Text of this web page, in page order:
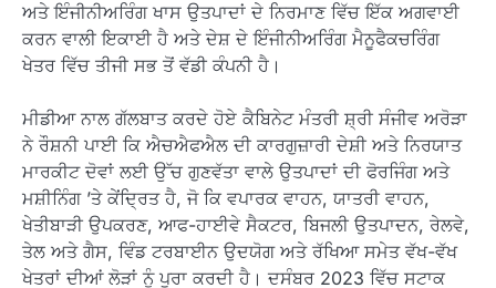
ਅਤੇ ਇੰਜੀਨੀਅਰਿੰਗ ਖਾਸ ਉਤਪਾਦਾਂ ਦੇ ਨਿਰਮਾਣ ਵਿੱਚ ਇੱਕ ਅਗਵਾਈ
ਕਰਨ ਵਾਲੀ ਇਕਾਈ ਹੈ ਅਤੇ ਦੇਸ਼ ਦੇ ਇੰਜੀਨੀਅਰਿੰਗ ਮੈਨੂਫੈਕਚਰਿੰਗ
ਖੇਤਰ ਵਿੱਚ ਤੀਜੀ ਸਭ ਤੋਂ ਵੱਡੀ ਕੰਪਨੀ ਹੈ।
ਮੀਡੀਆ ਨਾਲ ਗੱਲਬਾਤ ਕਰਦੇ ਹੋਏ ਕੈਬਿਨੇਟ ਮੰਤਰੀ ਸ਼੍ਰੀ ਸੰਜੀਵ ਅਰੋੜਾ
ਨੇ ਰੌਸ਼ਨੀ ਪਾਈ ਕਿ ਐਚਐਫਐਲ ਦੀ ਕਾਰਗੁਜ਼ਾਰੀ ਦੇਸ਼ੀ ਅਤੇ ਨਿਰਯਾਤ
ਮਾਰਕੀਟ ਦੋਵਾਂ ਲਈ ਉੱਚ ਗੁਣਵੱਤਾ ਵਾਲੇ ਉਤਪਾਦਾਂ ਦੀ ਫੋਰਜਿੰਗ ਅਤੇ
ਮਸ਼ੀਨਿੰਗ ’ਤੇ ਕੇਂਦ੍ਰਿਤ ਹੈ, ਜੋ ਕਿ ਵਪਾਰਕ ਵਾਹਨ, ਯਾਤਰੀ ਵਾਹਨ,
ਖੇਤੀਬਾੜੀ ਉਪਕਰਣ, ਆਫ-ਹਾਈਵੇ ਸੈਕਟਰ, ਬਿਜਲੀ ਉਤਪਾਦਨ, ਰੇਲਵੇ,
ਤੇਲ ਅਤੇ ਗੈਸ, ਵਿੰਡ ਟਰਬਾਈਨ ਉਦਯੋਗ ਅਤੇ ਰੱਖਿਆ ਸਮੇਤ ਵੱਖ-ਵੱਖ
ਖੇਤਰਾਂ ਦੀਆਂ ਲੋੜਾਂ ਨੂੰ ਪੂਰਾ ਕਰਦੀ ਹੈ। ਦਸੰਬਰ 2023 ਵਿੱਚ ਸਟਾਕ